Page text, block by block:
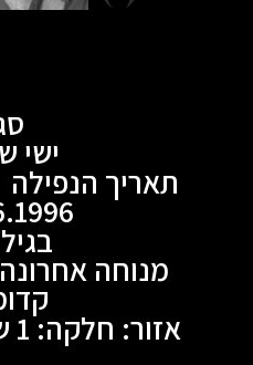
ישי
תאריך הנפילה
בגיל 21
מנוחה
אזור: חלקה: 1 שורה: 1 קבר : 1